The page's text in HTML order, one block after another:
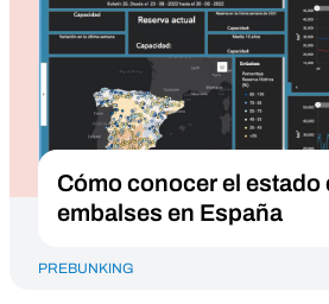
Cómo conocer el estado
embalses en España
PREBUNKING